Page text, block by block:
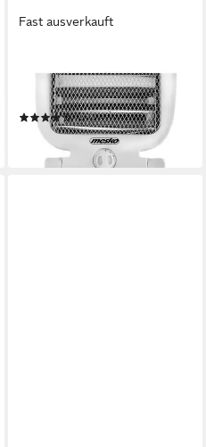
Fast ausverkauft
Heizstrahler MS 7710
Quarzheizer, elektrischer
Heizstrahler mit 2 Heizstufen
(13)
19,90 €
in 2-3 Werktagen bei dir